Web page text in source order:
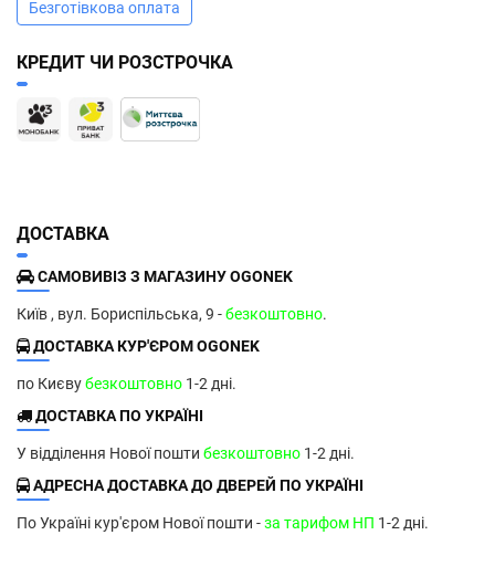
Безготівкова оплата
КРЕДИТ ЧИ РОЗСТРОЧКА
ДОСТАВКА
САМОВИВІЗ З МАГАЗИНУ OGONEK
Київ , вул. Бориспільська, 9 -безкоштовно.
ДОСТАВКА КУР'ЄРОМ OGONEK
по Києвубезкоштовно 1-2 дні.
ДОСТАВКА ПО УКРАЇНІ
У відділення Нової пошти безкоштовно 1-2 дні.
АДРЕСНА ДОСТАВКА ДО ДВЕРЕЙ ПО УКРАЇНІ
По Україні кур'єром Нової пошти -за тарифом НП 1-2 дні.